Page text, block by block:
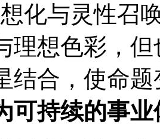
化与灵性召
理想色彩，
结合，使命
可持续的事业